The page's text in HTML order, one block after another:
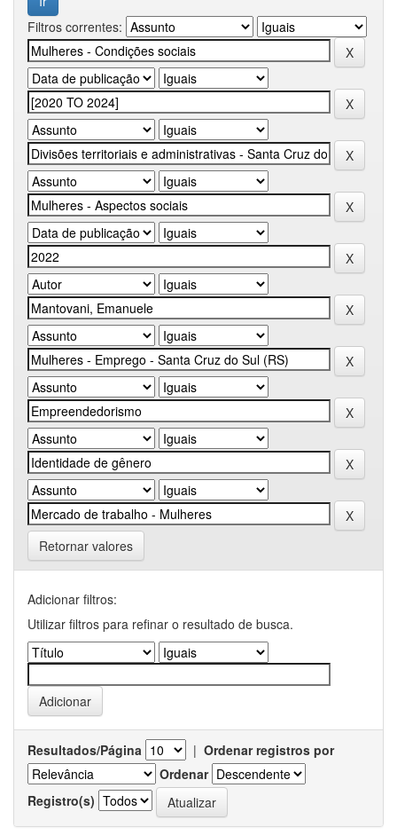
Filtros correntes:
Retornar valores
Adicionar filtros:
Utilizar filtros para refinar o resultado de busca.
Resultados/Página | Ordenar registros por
Ordenar
Registro(s)